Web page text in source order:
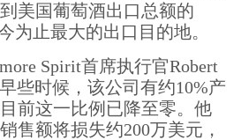
美国葡萄酒出口总额的
为止最大的出口目的地。
Spirit首席执行官Robert
些时候，该公司有约10%产
前这一比例已降至零。他
售额将损失约200万美元，